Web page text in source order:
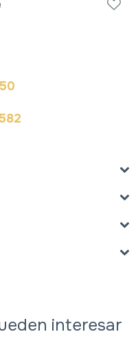
interesar